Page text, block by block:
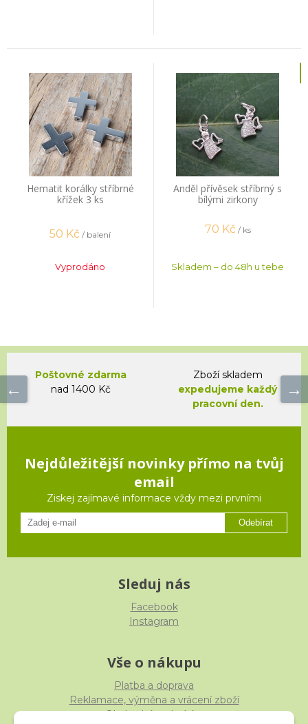
Hematit korálky stříbrné
křížek 3 ks
50 Kč / balení
Vyprodáno
Anděl přívěsek stříbrný s
bílými zirkony
70 Kč / ks
Skladem – do 48h u tebe
Poštovné zdarma
nad 1400 Kč
Zboží skladem
expedujeme každý
pracovní den.
Nejdůležitější novinky přímo na tvůj
email
Ziskej zajímavé informace vždy mezi prvními
Odebírat
Sleduj nás
Facebook
Instagram
Vše o nákupu
Platba a doprava
Reklamace, výměna a vrácení zboží
Obchodní podmínky